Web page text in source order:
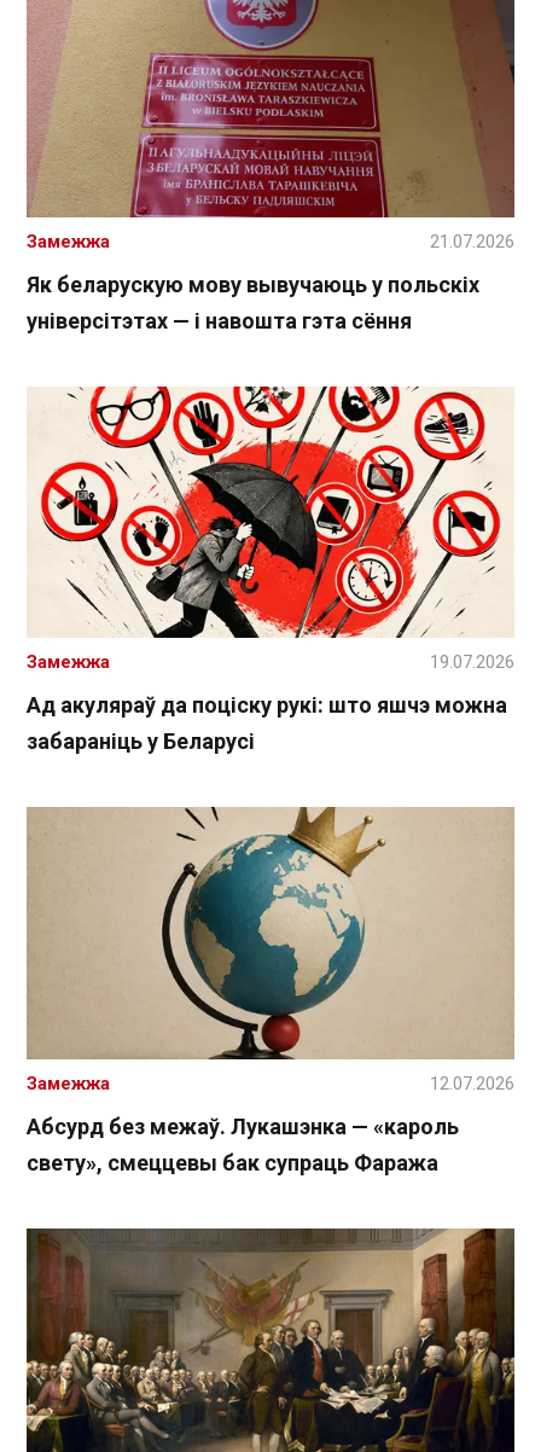
Як беларускую мову вывучаюць у польскіх
універсітэтах — і навошта гэта сёння
Замежжа 21.07.2026
Ад акуляраў да поціску рукі: што яшчэ можна
забараніць у Беларусі
Замежжа 19.07.2026
Абсурд без межаў. Лукашэнка — «кароль
свету», смеццевы бак супраць Фаража
Замежжа 12.07.2026